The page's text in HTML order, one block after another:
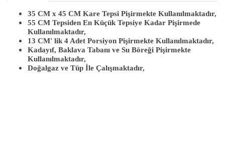
35 CM x 45 CM Kare Tepsi Pişirmekte Kullanılmaktadır,
55 CM Tepsiden En Küçük Tepsiye Kadar Pişirmede
Kullanılmaktadır,
13 CM' lik 4 Adet Porsiyon Pişirmekte Kullanılmaktadır,
Kadayıf, Baklava Tabanı ve Su Böreği Pişirmekte
Kullanılmaktadır,
Doğalgaz ve Tüp İle Çalışmaktadır,